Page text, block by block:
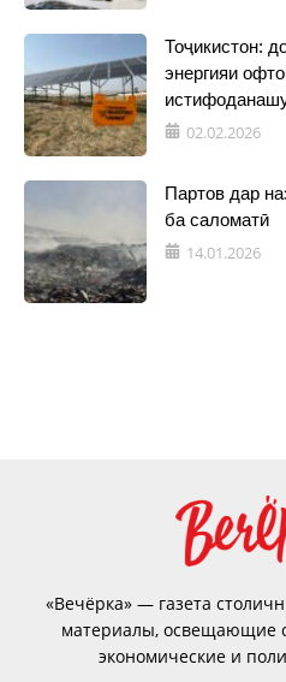
Тоҷикистон:
энергияи
02.02.2026
Партов дар
ба саломатӣ
14.01.2026
«Вечёрка» — газета
материалы, освещающие
экономические и